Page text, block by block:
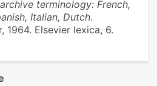
terminology: French,
Italian, Dutch.
1964. Elsevier lexica, 6.